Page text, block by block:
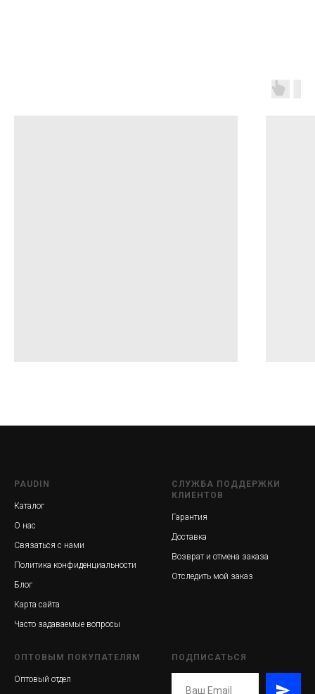
PAUDIN
Каталог
О нас
Связаться с нами
Политика конфиденциальности
Блог
Карта сайта
Часто задаваемые вопросы
СЛУЖБА ПОДДЕРЖКИ
КЛИЕНТОВ
Гарантия
Доставка
Возврат и отмена заказа
Отследить мой заказ
ОПТОВЫМ ПОКУПАТЕЛЯМ
Оптовый отдел
ПОДПИСАТЬСЯ